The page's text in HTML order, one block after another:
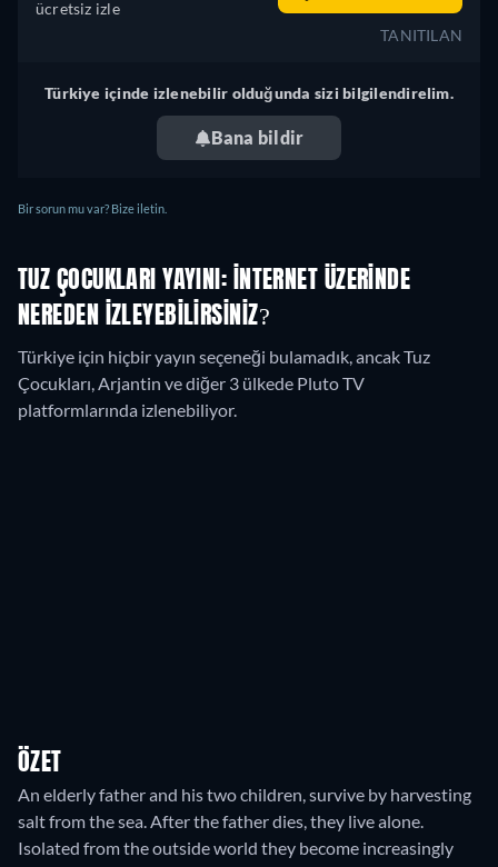
ücretsiz izle
TANITILAN
Türkiye içinde izlenebilir olduğunda sizi bilgilendirelim.
Bana bildir
Bir sorun mu var? Bize iletin.
TUZ ÇOCUKLARI YAYINI: İNTERNET ÜZERINDE
NEREDEN IZLEYEBILIRSINIZ?
Türkiye için hiçbir yayın seçeneği bulamadık, ancak Tuz
Çocukları, Arjantin ve diğer 3 ülkede Pluto TV
platformlarında izlenebiliyor.
ÖZET
An elderly father and his two children, survive by harvesting
salt from the sea. After the father dies, they live alone.
Isolated from the outside world they become increasingly